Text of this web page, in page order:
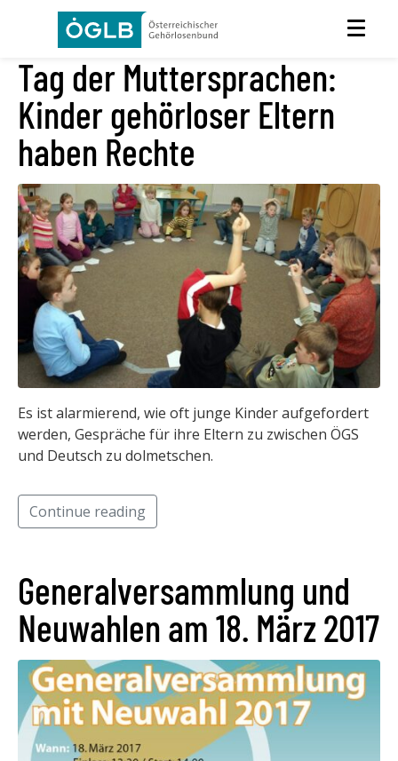
Tag der Muttersprachen:
Kinder gehörloser Eltern
haben Rechte
Es ist alarmierend, wie oft junge Kinder aufgefordert
werden, Gespräche für ihre Eltern zu zwischen ÖGS
und Deutsch zu dolmetschen.
Continue reading
Generalversammlung und
Neuwahlen am 18. März 2017